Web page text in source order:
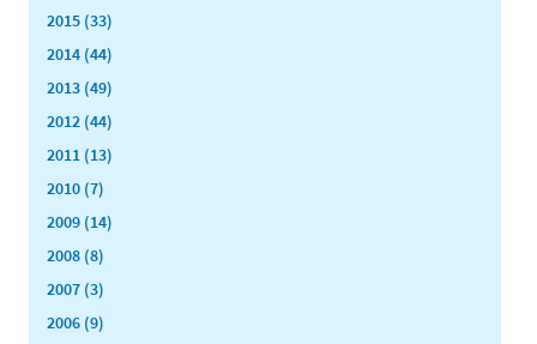
2015 (33)
2014 (44)
2013 (49)
2012 (44)
2011 (13)
2010 (7)
2009 (14)
2008 (8)
2007 (3)
2006 (9)